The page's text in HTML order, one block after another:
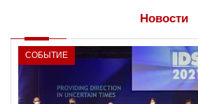
Новости
СОБЫТИЕ